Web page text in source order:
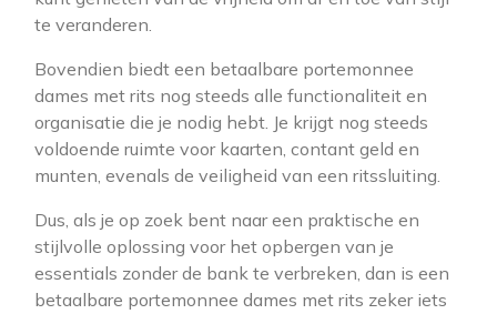
te veranderen.
Bovendien biedt een betaalbare portemonnee
dames met rits nog steeds alle functionaliteit en
organisatie die je nodig hebt. Je krijgt nog steeds
voldoende ruimte voor kaarten, contant geld en
munten, evenals de veiligheid van een ritssluiting.
Dus, als je op zoek bent naar een praktische en
stijlvolle oplossing voor het opbergen van je
essentials zonder de bank te verbreken, dan is een
betaalbare portemonnee dames met rits zeker iets